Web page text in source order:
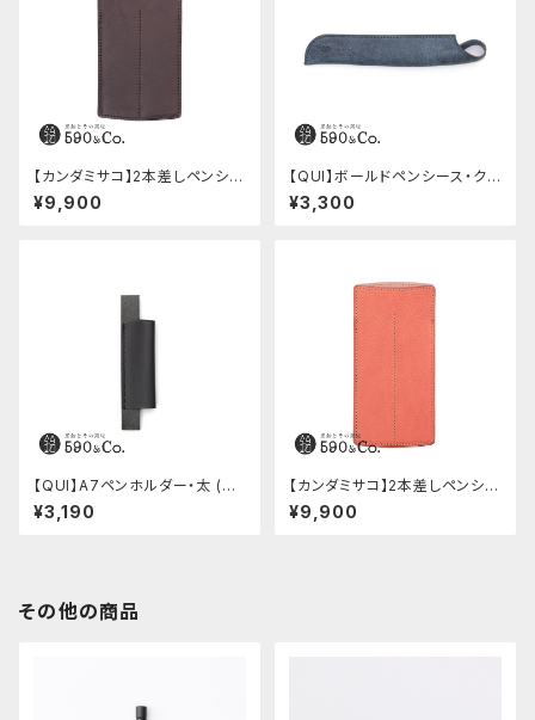
【カンダミサコ】2本差しペンシー
ス・ショート用 ミネルバボックス
(カスターニョ)
¥9,900
【QUI】ボールドペンシース・ク
ードゥー (ブルー)
¥3,300
【QUI】A7ペンホルダー・太 (ブ
ラック)
¥3,190
【カンダミサコ】2本差しペンシー
ス・ミネルバボックス (ローズア
ンティコ)
¥9,900
その他の商品